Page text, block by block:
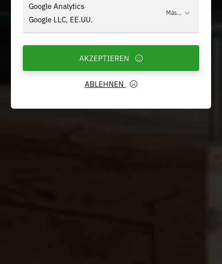
Google Analytics
Google LLC, EE.UU.
Más...
ABLEHNEN
AKZEPTIEREN